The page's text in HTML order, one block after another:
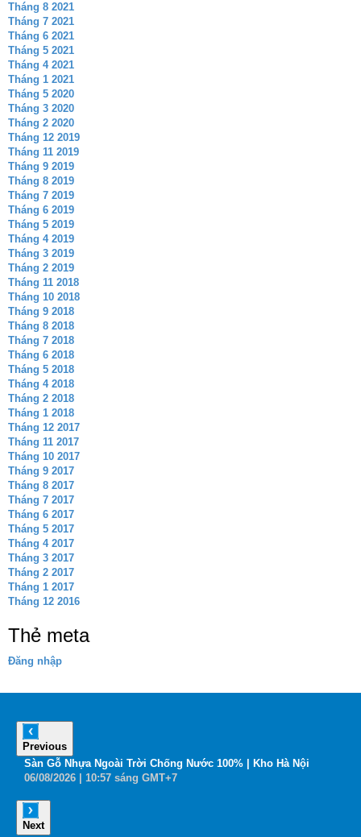
Tháng 8 2021
Tháng 7 2021
Tháng 6 2021
Tháng 5 2021
Tháng 4 2021
Tháng 1 2021
Tháng 5 2020
Tháng 3 2020
Tháng 2 2020
Tháng 12 2019
Tháng 11 2019
Tháng 9 2019
Tháng 8 2019
Tháng 7 2019
Tháng 6 2019
Tháng 5 2019
Tháng 4 2019
Tháng 3 2019
Tháng 2 2019
Tháng 11 2018
Tháng 10 2018
Tháng 9 2018
Tháng 8 2018
Tháng 7 2018
Tháng 6 2018
Tháng 5 2018
Tháng 4 2018
Tháng 2 2018
Tháng 1 2018
Tháng 12 2017
Tháng 11 2017
Tháng 10 2017
Tháng 9 2017
Tháng 8 2017
Tháng 7 2017
Tháng 6 2017
Tháng 5 2017
Tháng 4 2017
Tháng 3 2017
Tháng 2 2017
Tháng 1 2017
Tháng 12 2016
Thẻ meta
Đăng nhập
Previous
Sàn Gỗ Nhựa Ngoài Trời Chống Nước 100% | Kho Hà Nội
06/08/2026 | 10:57 sáng GMT+7
Next